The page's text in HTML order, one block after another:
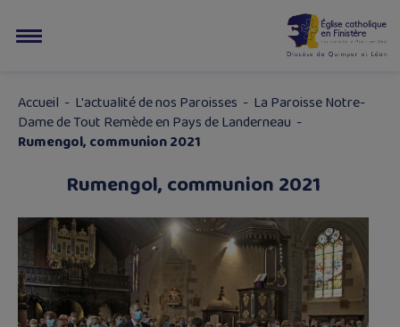
Accueil - L'actualité de nos Paroisses - La Paroisse Notre-
Dame de Tout Remède en Pays de Landerneau -
Rumengol, communion 2021
Rumengol, communion 2021